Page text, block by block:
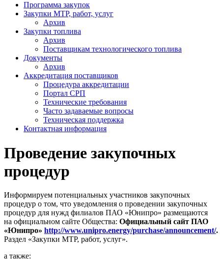
Программа закупок
Закупки МТР, работ, услуг
Архив
Закупки топлива
Архив
Поставщикам технологического топлива
Документы
Архив
Аккредитация поставщиков
Процедура аккредитации
Портал СРП
Технические требования
Часто задаваемые вопросы
Техническая поддержка
Контактная информация
Проведение закупочных
процедур
Информируем потенциальных участников закупочных
процедур о том, что уведомления о проведении закупочных
процедур для нужд филиалов ПАО «Юнипро» размещаются
на официальном сайте Общества: Официальный сайт ПАО
«Юнипро» http://www.unipro.energy/purchase/announcement/.
Раздел «Закупки МТР, работ, услуг».
а также: